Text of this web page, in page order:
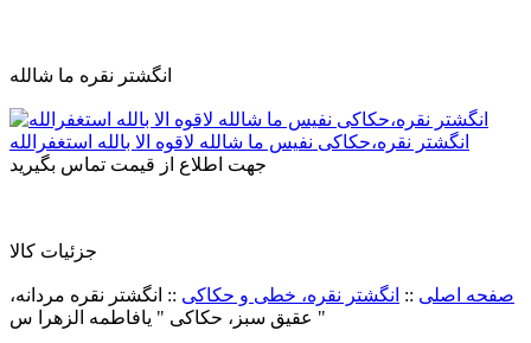
انگشتر نقره ما شالله
انگشتر نقره،حکاکی نفیس ما شالله لاقوه الا بالله استغفرالله
جهت اطلاع از قیمت تماس بگیرید
جزئيات کالا
صفحه اصلی :: انگشتر نقره، خطی و حکاکی :: انگشتر نقره مردانه،
عقیق سبز، حکاکی " یافاطمه الزهرا س "